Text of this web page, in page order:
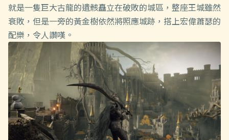
就是一隻巨大古龍的遺骸矗立在破敗的城區，整座王城雖然
衰敗，但是一旁的黃金樹依然將照應城跡，搭上宏偉蕭瑟的
配樂，令人讚嘆。